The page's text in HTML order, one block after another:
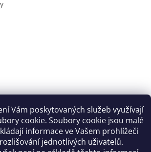
Vám poskytovaných služeb využívají
cookie. Soubory cookie jsou malé
informace ve Vašem prohlížeči
jednotlivých uživatelů.
Zboží.cz Heureka.cz Pradelkogm